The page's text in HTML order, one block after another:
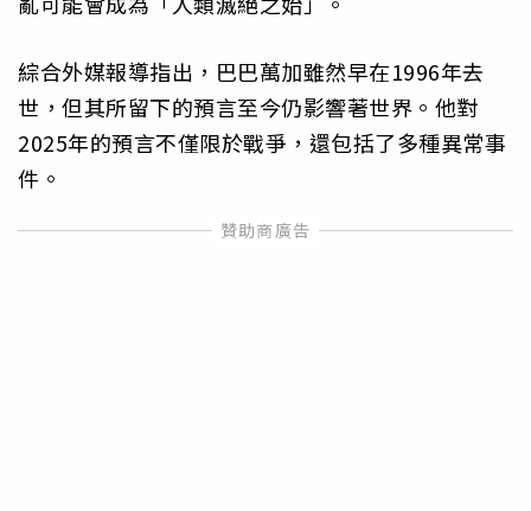
綜合外媒報導指出，巴巴萬加雖然早在1996年去
世，但其所留下的預言至今仍影響著世界。他對
2025年的預言不僅限於戰爭，還包括了多種異常事
件。